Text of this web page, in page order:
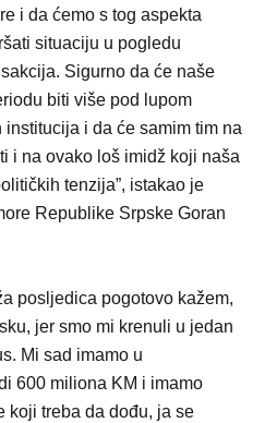
i da ćemo s tog aspekta
situaciju u pogledu
Sigurno da će naše
biti više pod lupom
i da će samim tim na
i na ovako loš imidž koji naša
tenzija”, istakao je
Republike Srpske Goran
posljedica pogotovo kažem,
jer smo mi krenuli u jedan
Mi sad imamo u
600 miliona KM i imamo
koji treba da dođu, ja se